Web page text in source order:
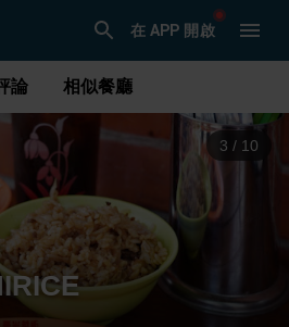
在 APP 開啟
論 相似餐廳
3 / 10